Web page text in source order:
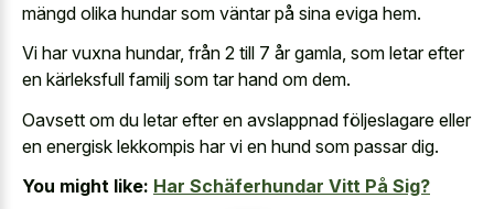
mängd olika hundar som väntar på sina eviga hem.
Vi har vuxna hundar, från 2 till 7 år gamla, som letar efter
en kärleksfull familj som tar hand om dem.
Oavsett om du letar efter en avslappnad följeslagare eller
en energisk lekkompis har vi en hund som passar dig.
You might like: Har Schäferhundar Vitt På Sig?